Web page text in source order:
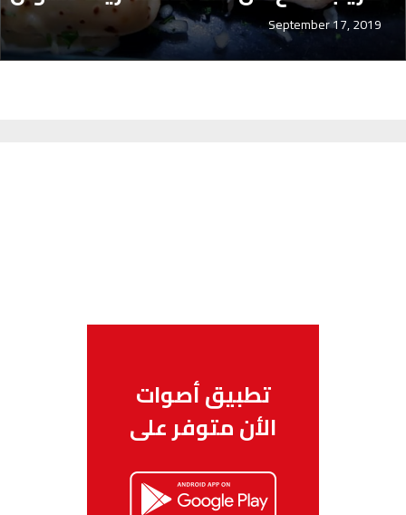
September 17, 2019
تطبيق أصوات
الأن متوفر على